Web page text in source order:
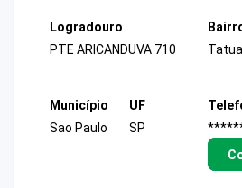
Logradouro
PTE ARICANDUVA 710
Município
Sao Paulo
UF
SP